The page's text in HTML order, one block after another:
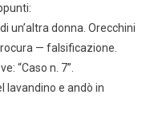
un’altra donna. Orecchini
— falsificazione.
“Caso n. 7”.
lavandino e andò in